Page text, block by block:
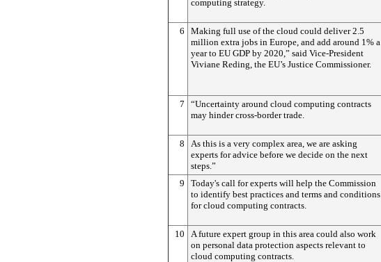
computing strategy.
6
Making full use of the cloud could deliver 2.5
million extra jobs in Europe, and add around 1% a
year to EU GDP by 2020,” said Vice-President
Viviane Reding, the EU’s Justice Commissioner.
7
“Uncertainty around cloud computing contracts
may hinder cross-border trade.
8
As this is a very complex area, we are asking
experts for advice before we decide on the next
steps.”
9
Today's call for experts will help the Commission
to identify best practices and terms and conditions
for cloud computing contracts.
10
A future expert group in this area could also work
on personal data protection aspects relevant to
cloud computing contracts.